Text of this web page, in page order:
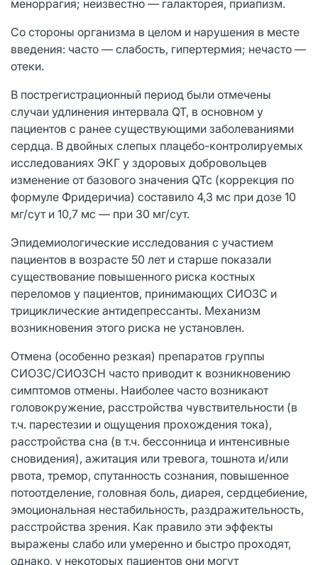
меноррагия; неизвестно — галакторея, приапизм.
Со стороны организма в целом и нарушения в месте
введения: часто — слабость, гипертермия; нечасто —
отеки.
В пострегистрационный период были отмечены
случаи удлинения интервала QT, в основном у
пациентов с ранее существующими заболеваниями
сердца. В двойных слепых плацебо-контролируемых
исследованиях ЭКГ у здоровых добровольцев
изменение от базового значения QTc (коррекция по
формуле Фридеричиа) составило 4,3 мс при дозе 10
мг/сут и 10,7 мс — при 30 мг/сут.
Эпидемиологические исследования с участием
пациентов в возрасте 50 лет и старше показали
существование повышенного риска костных
переломов у пациентов, принимающих СИОЗС и
трициклические антидепрессанты. Механизм
возникновения этого риска не установлен.
Отмена (особенно резкая) препаратов группы
СИОЗС/СИОЗСН часто приводит к возникновению
симптомов отмены. Наиболее часто возникают
головокружение, расстройства чувствительности (в
т.ч. парестезии и ощущения прохождения тока),
расстройства сна (в т.ч. бессонница и интенсивные
сновидения), ажитация или тревога, тошнота и/или
рвота, тремор, спутанность сознания, повышенное
потоотделение, головная боль, диарея, сердцебиение,
эмоциональная нестабильность, раздражительность,
расстройства зрения. Как правило эти эффекты
выражены слабо или умеренно и быстро проходят,
однако, у некоторых пациентов они могут